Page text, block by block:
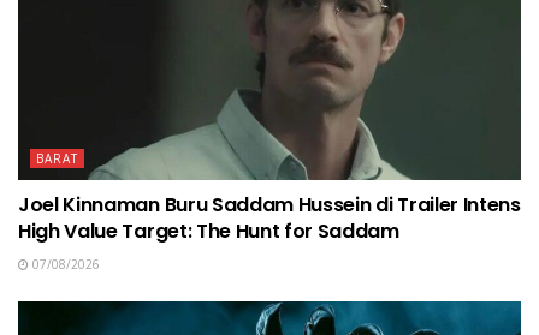
BARAT
Joel Kinnaman Buru Saddam Hussein di Trailer Intens
High Value Target: The Hunt for Saddam
07/08/2026